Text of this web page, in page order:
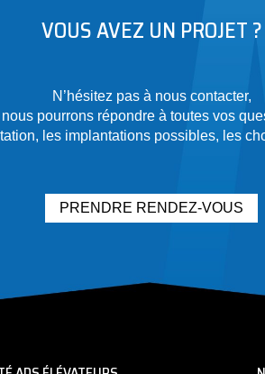
VOUS AVEZ UN PROJET ?
N’hésitez pas à nous contacter,
nous pourrons répondre à toutes vos
les implantations possibles, les
PRENDRE RENDEZ-VOUS